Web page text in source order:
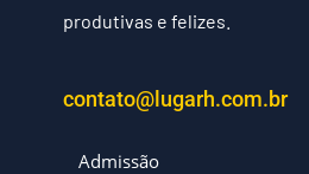
produtivas e felizes.
contato@lugarh.com.br
Admissão